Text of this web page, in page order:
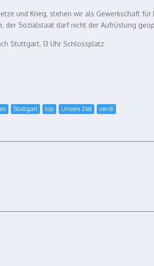
und Krieg, stehen wir als Gewerkschaft
der Sozialstaat darf nicht der Aufrüstung
Stuttgart, 13 Uhr Schlossplatz
Stuttgart top Unsere Zeit ver.di